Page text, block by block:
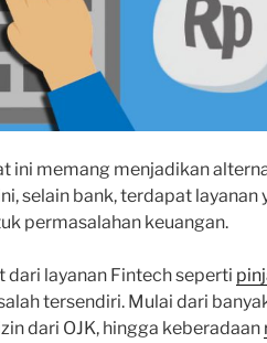
ini memang menjadikan
selain bank, terdapat layanan
permasalahan keuangan.
dari layanan Fintech seperti
tersendiri. Mulai dari
dari OJK, hingga keberadaan